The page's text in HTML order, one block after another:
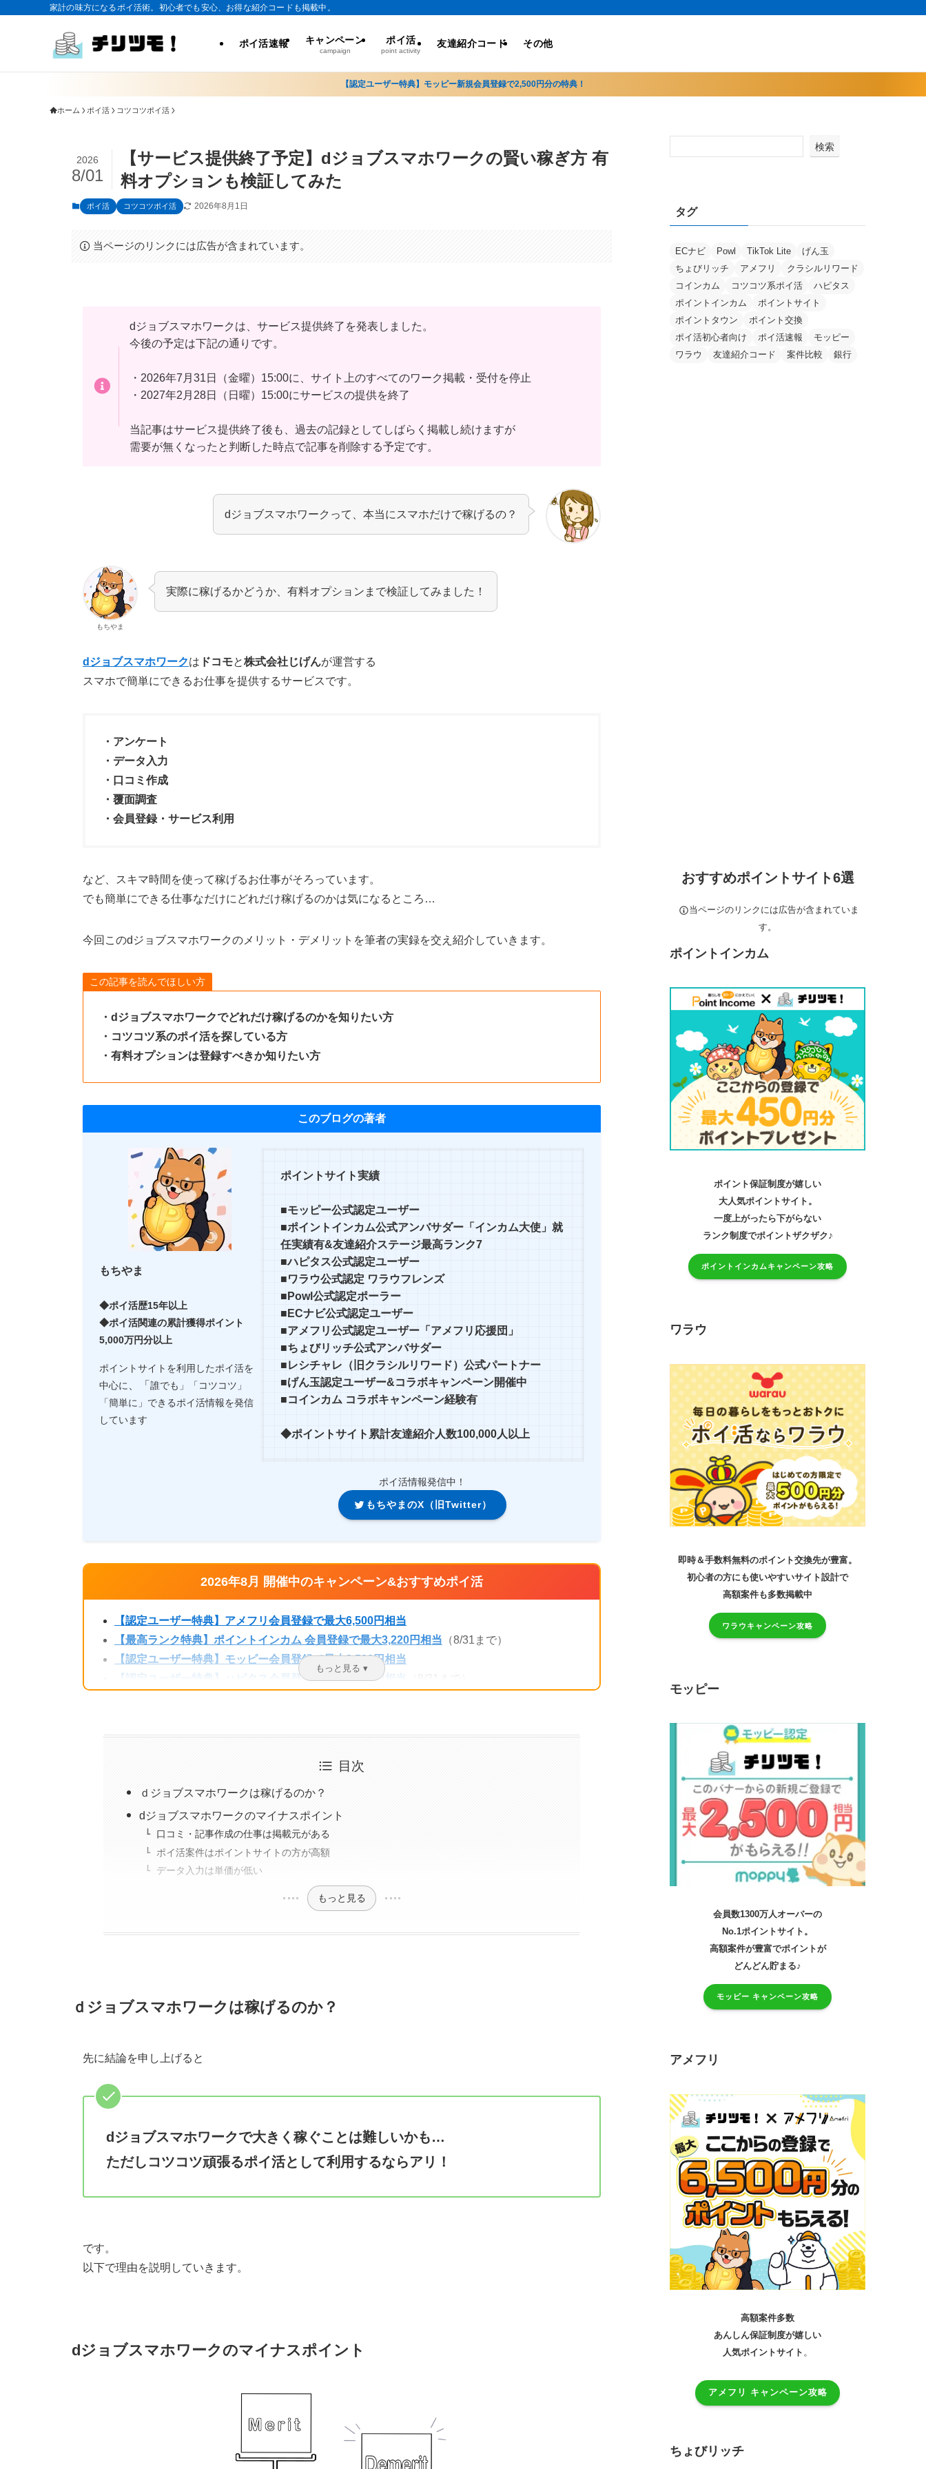
家計の味方になるポイ活術。初心者でも安心、お得な紹介コードも掲載中。
ポイ活速報 キャンペーン
campaign
ポイ活
point activity
友達紹介コード その他
【認定ユーザー特典】モッピー新規会員登録で2,500円分の特典！
ホーム ポイ活 コツコツポイ活
【サービス提供終了予定】dジョブスマホワークの賢い稼ぎ方 有
料オプションも検証してみた
2026
8/01
ポイ活 コツコツポイ活 2026年8月1日
当ページのリンクには広告が含まれています。
dジョブスマホワークは、サービス提供終了を発表しました。
今後の予定は下記の通りです。
・2026年7月31日（金曜）15:00に、サイト上のすべてのワーク掲載・受付を停止
・2027年2月28日（日曜）15:00にサービスの提供を終了
当記事はサービス提供終了後も、過去の記録としてしばらく掲載し続けますが
需要が無くなったと判断した時点で記事を削除する予定です。
dジョブスマホワークって、本当にスマホだけで稼げるの？
もちやま
実際に稼げるかどうか、有料オプションまで検証してみました！
dジョブスマホワークは ドコモと株式会社じげんが運営する
スマホで簡単にできるお仕事を提供するサービスです。
・アンケート
・データ入力
・口コミ作成
・覆面調査
・会員登録・サービス利用
など、スキマ時間を使って稼げるお仕事がそろっています。
でも簡単にできる仕事なだけにどれだけ稼げるのかは気になるところ…
今回このdジョブスマホワークのメリット・デメリットを筆者の実録を交え紹介していきます。
この記事を読んでほしい方
・dジョブスマホワークでどれだけ稼げるのかを知りたい方
・コツコツ系のポイ活を探している方
・有料オプションは登録すべきか知りたい方
このブログの著者
もちやま
◆ポイ活歴15年以上
◆ポイ活関連の累計獲得ポイント
5,000万円分以上
ポイントサイトを利用したポイ活を
中心に
、「 誰でも」「コツコツ」
「簡単に」できるポイ活情報を発信
しています
ポイントサイト実績
■モッピー公式認定ユーザー
■ポイントインカム公式アンバサダー「インカム大使」就
任実績有&友達紹介ステージ最高ランク7
■ハピタス公式認定ユーザー
■ワラウ公式認定 ワラウフレンズ
■Powl公式認定ポーラー
■ECナビ公式認定ユーザー
■アメフリ公式認定ユーザー「アメフリ応援団」
■ちょびリッチ公式アンバサダー
■レシチャレ（旧クラシルリワード）公式パートナー
■げん玉認定ユーザー&コラボキャンペーン開催中
■コインカム コラボキャンペーン経験有
◆ポイントサイト累計友達紹介人数100,000人以上
ポイ活情報発信中！
もちやまのX（旧Twitter）
2026年8月 開催中のキャンペーン&おすすめポイ活
【認定ユーザー特典】アメフリ会員登録で最大6,500円相当
【最高ランク特典】ポイントインカム 会員登録で最大3,220円相当 （8/31まで）
【認定ユーザー特典】モッピー会員登録で最大2,500円相当
【認定ユーザー特典】ハピタス会員登録で最大2,400円相当
ワラウ新規入会キャンペーンで最大2,500円相当（9/30まで）
「げん玉×チリツモ」コラボキャンペーン！新規登録で最大750円相当
三菱UFJ銀行口座開設は紹介コードで最大21,500円！
エアウォレット招待コード利用で最大8,700円！
TikTok Lite招待キャンペーンで2,750円！
目次
ｄジョブスマホワークは稼げるのか？
dジョブスマホワークのマイナスポイント
口コミ・記事作成の仕事は掲載元がある
ポイ活案件はポイントサイトの方が高額
データ入力は単価が低い
もっと見る
ｄジョブスマホワークは稼げるのか？
先に結論を申し上げると
dジョブスマホワークで大きく稼ぐことは難しいかも…
ただしコツコツ頑張るポイ活として利用するならアリ ！
です。
以下で理由を説明していきます。
dジョブスマホワークのマイナスポイント
検索
タグ
ECナビ Powl TikTok Lite
げん玉
ちょびリッチ
アメフリ
クラシルリワード
コインカム
コツコツ系ポイ活
ハピタス
ポイントインカム
ポイントサイト
ポイントタウン
ポイント交換
ポイ活初心者向け
ポイ活速報
モッピー
ワラウ
友達紹介コード 案件比較 銀行
おすすめポイントサイト6選
当ページのリンクには広告が含まれていま
す。
ポイントインカム
ポイント保証制度が嬉しい
大人気ポイントサイト。
一度上がったら下がらない
ランク制度でポイントザクザク ♪
ポイントインカムキャンペーン攻略
ワラウ
即時＆手数料無料のポイント交換先が豊富。
初心者の方にも使いやすいサイト設計で
高額案件も多数掲載中
ワラウキャンペーン攻略
モッピー
会員数1300万人オーバーの
No.1ポイントサイト。
高額案件が豊富でポイントが
どんどん貯まる♪
モッピー キャンペーン攻略
アメフリ
高額案件多数
あんしん保証制度が嬉しい
人気ポイントサイト 。
アメフリ キャンペーン攻略
ちょびリッチ